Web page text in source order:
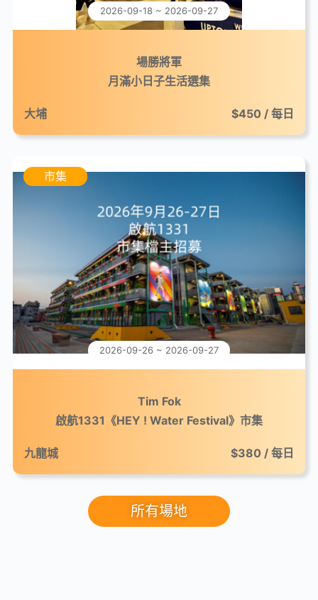
2026-09-18 ~ 2026-09-27
場勝將軍
月滿小日子生活選集
大埔 $450 / 每日
市集
2026-09-26 ~ 2026-09-27
Tim Fok
啟航1331《HEY ! Water Festival》市集
九龍城 $380 / 每日
所有場地